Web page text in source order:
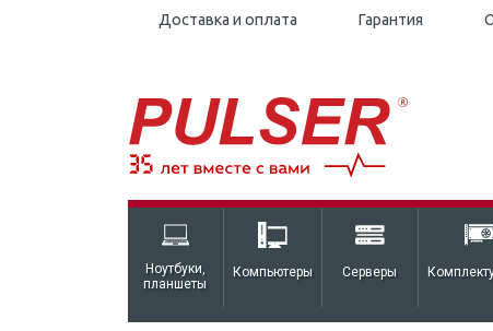
Доставка и оплата Гарантия
Ноутбуки,
планшеты
Компьютеры Серверы